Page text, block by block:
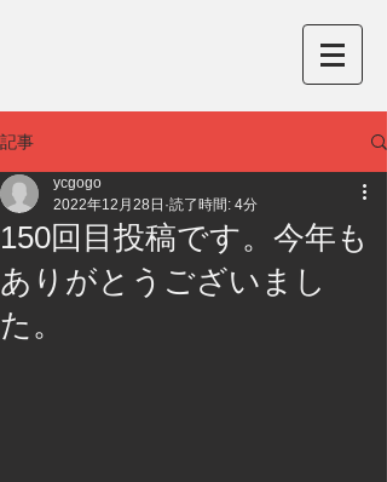
記事
150回目投稿です。今年も
ありがとうございまし
た。
ycgogo
2022年12月28日 読了時間: 4分